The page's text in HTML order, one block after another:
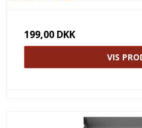
199,00 DKK
VIS